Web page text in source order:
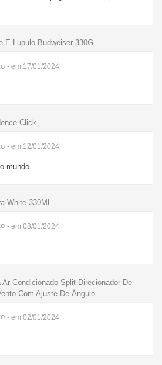
E Lupulo Budweiser 330G
- em 17/01/2024
Click
- em 12/01/2024
mundo.
White 330Ml
- em 08/01/2024
Condicionado Split Direcionador De
Com Ajuste De Ângulo
- em 02/01/2024